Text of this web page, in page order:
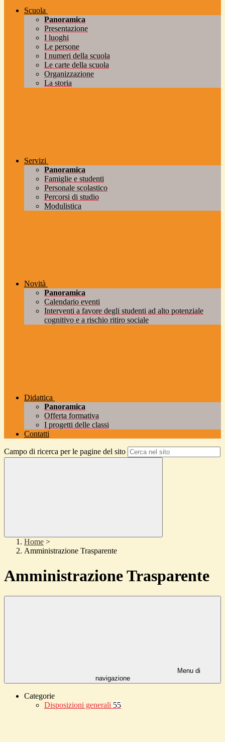
Scuola
Panoramica
Presentazione
I luoghi
Le persone
I numeri della scuola
Le carte della scuola
Organizzazione
La storia
Servizi
Panoramica
Famiglie e studenti
Personale scolastico
Percorsi di studio
Modulistica
Novità
Panoramica
Calendario eventi
Interventi a favore degli studenti ad alto potenziale
cognitivo e a rischio ritiro sociale
Didattica
Panoramica
Offerta formativa
I progetti delle classi
Contatti
Campo di ricerca per le pagine del sito
Home >
Amministrazione Trasparente
Amministrazione Trasparente
Menu di
navigazione
Categorie
Disposizioni generali 55